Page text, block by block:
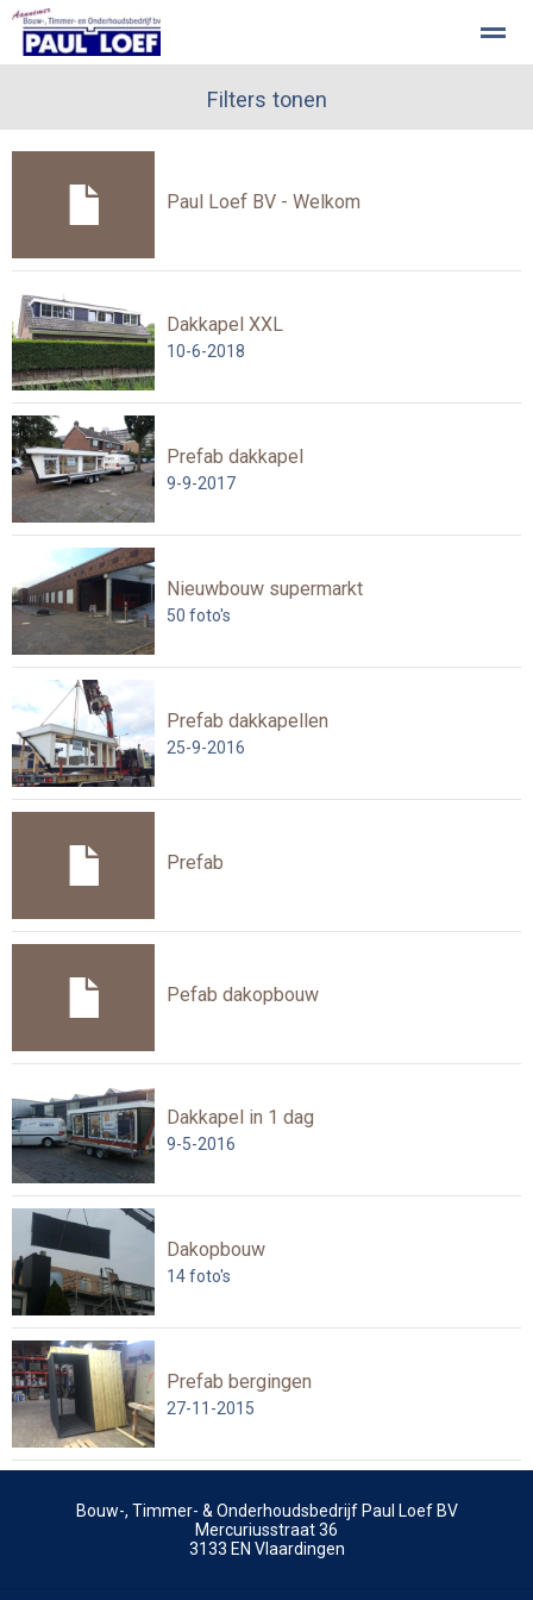
Aanbouw
Home
Filters tonen
Paul Loef BV - Welkom
Dakkapel XXL
10-6-2018
Prefab dakkapel
9-9-2017
Nieuwbouw supermarkt
50 foto's
Prefab dakkapellen
25-9-2016
Prefab
Pefab dakopbouw
Dakkapel in 1 dag
9-5-2016
Dakopbouw
14foto's
Prefab bergingen
27-11-2015
Bouw-, Timmer- & Onderhoudsbedrijf Paul Loef BV
Mercuriusstraat 36
3133 EN Vlaardingen